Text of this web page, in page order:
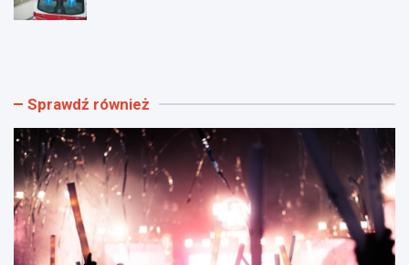
W
i
w
y
d
a
r
z
e
n
N
b
a
z
d
y
i
r
o
z
Sprawdź również